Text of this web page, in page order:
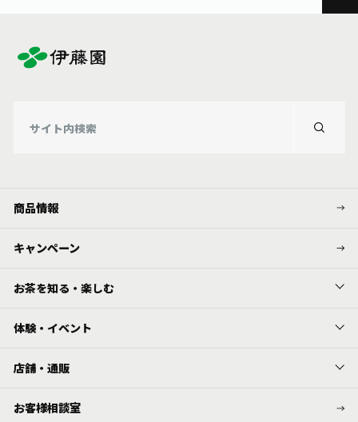
商品情報
キャンペーン
お茶を知る・楽しむ
体験・イベント
店舗・通販
お客様相談室